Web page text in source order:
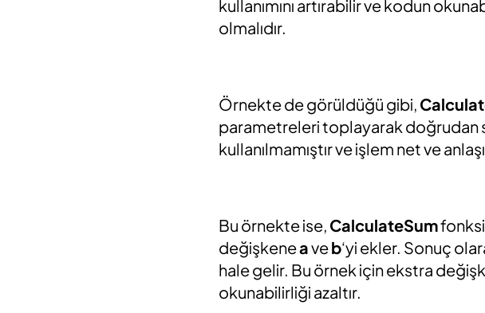
kullanımını artırabilir ve kodun
olmalıdır.
Örnekte de görüldüğü gibi,
parametreleri toplayarak doğrudan
kullanılmamıştır ve işlem net ve
Bu örnekte ise, CalculateSum
değişkeneaveb‘yi ekler. Sonuç
hale gelir. Bu örnek için ekstra
okunabilirliği azaltır.